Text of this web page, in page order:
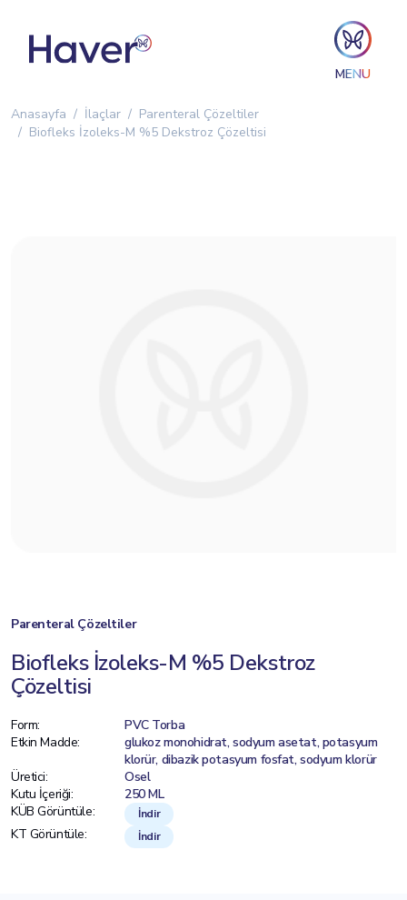
MENU
Anasayfa İlaçlar
Parenteral Çözeltiler
Biofleks İzoleks-M %5 Dekstroz Çözeltisi
Parenteral Çözeltiler
Biofleks İzoleks-M %5 Dekstroz
Çözeltisi
Form:
PVC Torba
Etkin Madde:
glukoz monohidrat, sodyum asetat, potasyum
klorür, dibazik potasyum fosfat, sodyum klorür
Üretici:
Osel
Kutu İçeriği:
250 ML
KÜB Görüntüle:
İndir
KT Görüntüle: İndir